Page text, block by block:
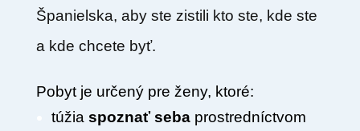
Španielska, aby ste zistili kto ste, kde ste
a kde chcete byť.
Pobyt je určený pre ženy, ktoré:
túžiaspoznať sebaprostredníctvom